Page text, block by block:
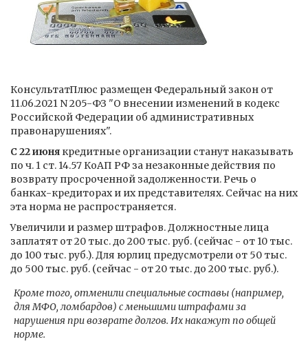
КонсультатПлюс размещен Федеральный закон от
11.06.2021 N 205-ФЗ "О внесении изменений в кодекс
Российской Федерации об административных
правонарушениях".
С 22 июня кредитные организации станут наказывать
по ч. 1 ст. 14.57 КоАП РФ за незаконные действия по
возврату просроченной задолженности. Речь о
банках-кредиторах и их представителях. Сейчас на них
эта норма не распространяется.
Увеличили и размер штрафов. Должностные лица
заплатят от 20 тыс. до 200 тыс. руб. (сейчас - от 10 тыс.
до 100 тыс. руб.). Для юрлиц предусмотрели от 50 тыс.
до 500 тыс. руб. (сейчас - от 20 тыс. до 200 тыс. руб.).
Кроме того, отменили специальные составы (например,
для МФО, ломбардов) с меньшими штрафами за
нарушения при возврате долгов. Их накажут по общей
норме.